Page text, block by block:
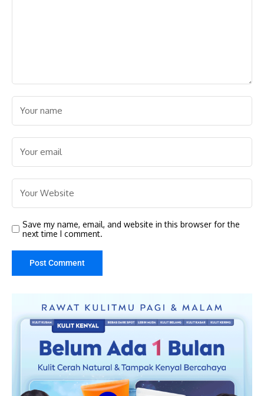
Save my name, email, and website in this browser for the
next time I comment.